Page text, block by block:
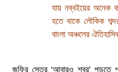
যায় নব্বইয়ের অনেক
হতে থাকে লৌকিক
বাংলা অঞ্চলের
জফির সেতুর ‘আবারও শবর’